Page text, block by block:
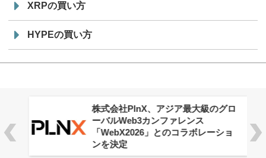
XRPの買い方
HYPEの買い方
株式会社PlnX、アジア最大級のグロ
ーバルWeb3カンファレンス
「WebX2026」とのコラボレーショ
ンを決定